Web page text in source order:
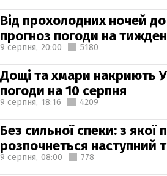
Від прохолодних ночей
прогноз погоди на
9 серпня, 20:00 5180
Дощі та хмари накриють
погоди на 10 серпня
9 серпня, 18:16 4209
Без сильної спеки: з якої
розпочнеться наступний
9 серпня, 08:00 778